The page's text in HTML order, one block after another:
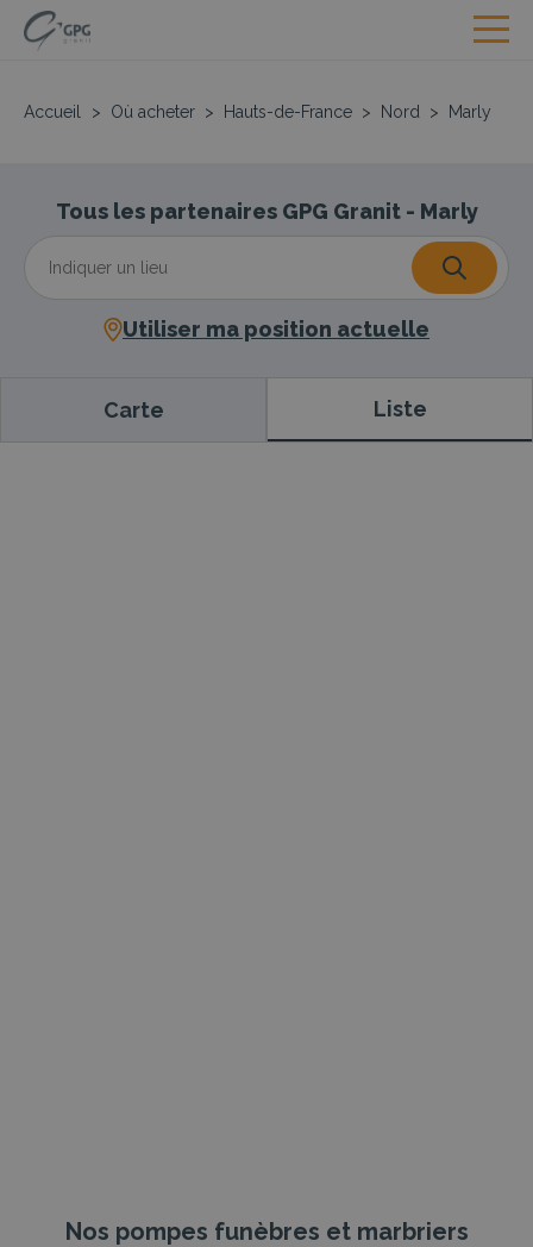
Accueil > Où acheter > Hauts-de-France > Nord > Marly
Tous les partenaires GPG Granit - Marly
Utiliser ma position actuelle
Carte Liste
Nos pompes funèbres et marbriers